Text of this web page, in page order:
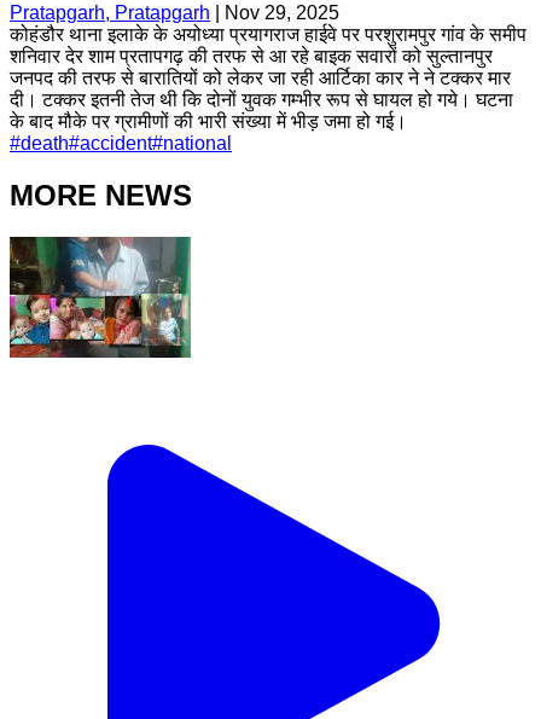
Pratapgarh, Pratapgarh
Nov 29, 2025
कोहंडौर थाना इलाके के अयोध्या प्रयागराज हाईवे पर परशुरामपुर गांव के समीप
शनिवार देर शाम प्रतापगढ़ की तरफ से आ रहे बाइक सवारों को सुल्तानपुर
जनपद की तरफ से बारातियों को लेकर जा रही आर्टिका कार ने ने टक्कर मार
दी। टक्कर इतनी तेज थी कि दोनों युवक गम्भीर रूप से घायल हो गये। घटना
के बाद मौके पर ग्रामीणों की भारी संख्या में भीड़ जमा हो गई।
#death#accident#national
MORE NEWS